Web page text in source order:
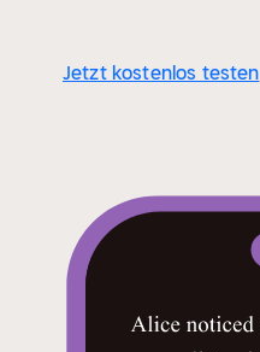
Jetzt kostenlos testen